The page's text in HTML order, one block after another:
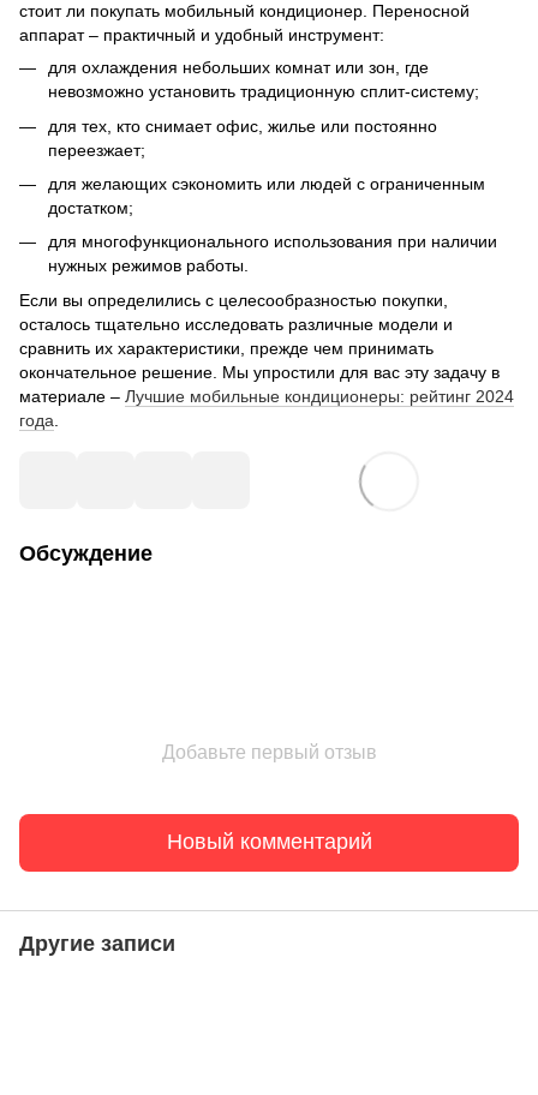
стоит ли покупать мобильный кондиционер. Переносной
аппарат – практичный и удобный инструмент:
для охлаждения небольших комнат или зон, где
невозможно установить традиционную сплит-систему;
для тех, кто снимает офис, жилье или постоянно
переезжает;
для желающих сэкономить или людей с ограниченным
достатком;
для многофункционального использования при наличии
нужных режимов работы.
Если вы определились с целесообразностью покупки,
осталось тщательно исследовать различные модели и
сравнить их характеристики, прежде чем принимать
окончательное решение. Мы упростили для вас эту задачу в
материале – Лучшие мобильные кондиционеры: рейтинг 2024
года
Обсуждение
Добавьте первый отзыв
Новый комментарий
Другие записи